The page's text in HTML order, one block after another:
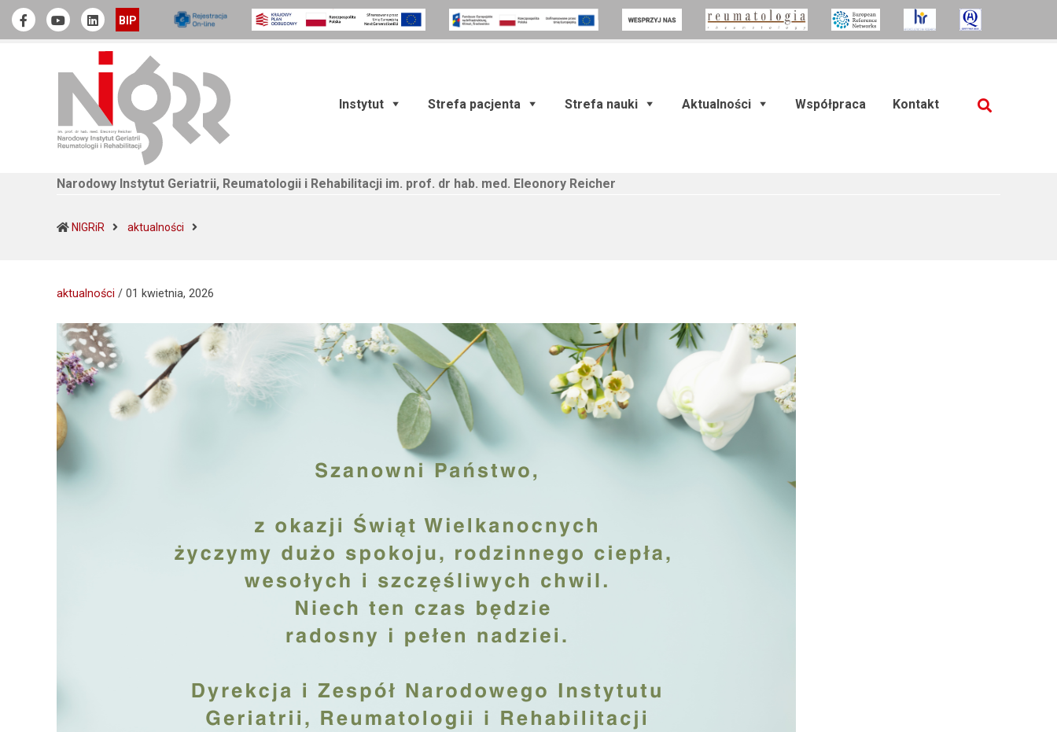
Narodowy Instytut Geriatrii, Reumatologii i Rehabilitacji
Instytut Strefa pacjenta Strefa nauki Aktualności Współpraca Kontakt
Narodowy Instytut Geriatrii, Reumatologii i Rehabilitacji im. prof. dr hab. med. Eleonory Reicher
NIGRiR aktualności
aktualności / 01 kwietnia, 2026